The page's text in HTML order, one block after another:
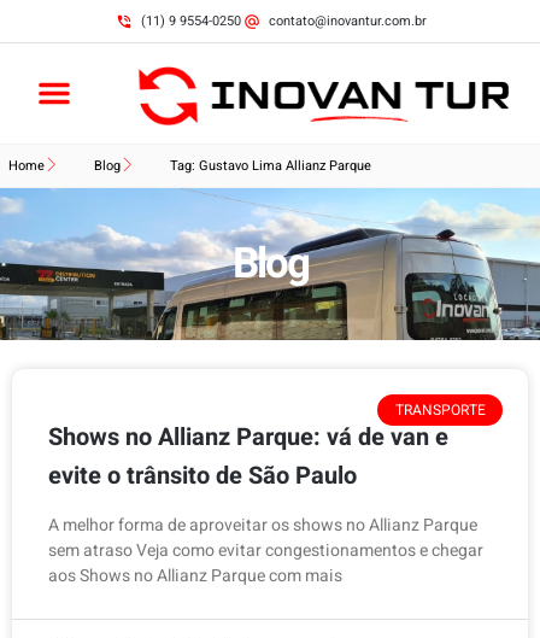
(11) 9 9554-0250 contato@inovantur.com.br
Home Blog Tag: Gustavo Lima Allianz Parque
Blog
TRANSPORTE
Shows no Allianz Parque: vá de van e
evite o trânsito de São Paulo
A melhor forma de aproveitar os shows no Allianz Parque
sem atraso Veja como evitar congestionamentos e chegar
aos Shows no Allianz Parque com mais